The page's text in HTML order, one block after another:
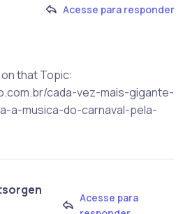
Acesse para responder
that Topic:
cada-vez-mais-gigante-
a-musica-do-carnaval-pela-
Acesse para